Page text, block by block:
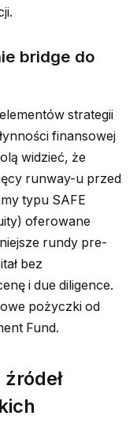
bridge do
strategii
finansowej
widzieć, że
runway-u przed
typu SAFE
oferowane
rundy pre-
bez
i due diligence.
pożyczki od
Fund.